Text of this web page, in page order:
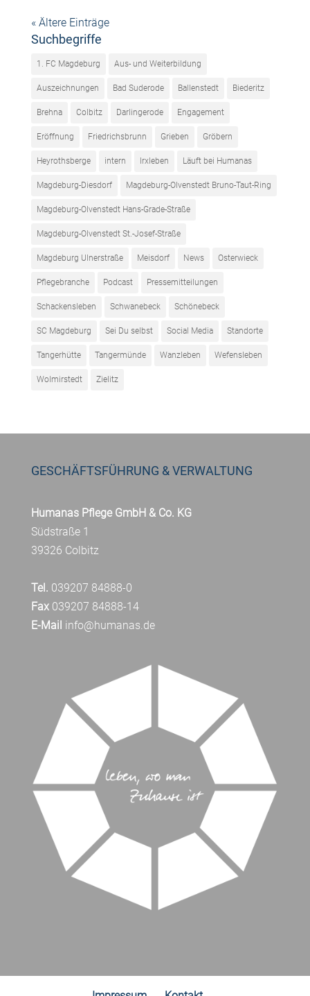
« Ältere Einträge
Suchbegriffe
1. FC Magdeburg Aus- und Weiterbildung
Auszeichnungen Bad Suderode Ballenstedt Biederitz
Brehna Colbitz Darlingerode Engagement
Eröffnung Friedrichsbrunn Grieben Gröbern
Heyrothsberge intern Irxleben Läuft bei Humanas
Magdeburg-Diesdorf Magdeburg-Olvenstedt Bruno-Taut-Ring
Magdeburg-Olvenstedt Hans-Grade-Straße
Magdeburg-Olvenstedt St.-Josef-Straße
Magdeburg Ulnerstraße Meisdorf News Osterwieck
Pflegebranche Podcast Pressemitteilungen
Schackensleben Schwanebeck Schönebeck
SC Magdeburg Sei Du selbst Social Media Standorte
Tangerhütte Tangermünde Wanzleben Wefensleben
Wolmirstedt Zielitz
GESCHÄFTSFÜHRUNG & VERWALTUNG
Humanas Pflege GmbH & Co. KG
Südstraße 1
39326 Colbitz
Tel. 039207 84888-0
Fax039207 84888-14
E-Mail info@humanas.de